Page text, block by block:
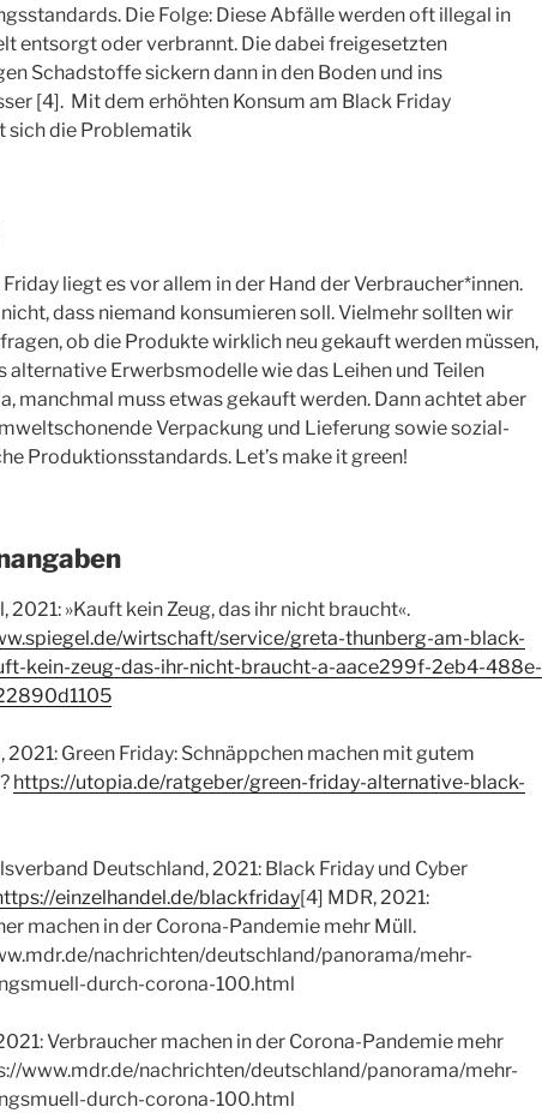
Die Folge: Diese Abfälle werden oft illegal in
entsorgt oder verbrannt. Die dabei freigesetzten
Schadstoffe sickern dann in den Boden und ins
[4]. Mit dem erhöhten Konsum am Black Friday
sich die Problematik
liegt es vor allem in der Hand der Verbraucher*innen.
dass niemand konsumieren soll. Vielmehr sollten wir
ob die Produkte wirklich neu gekauft werden müssen,
alternative Erwerbsmodelle wie das Leihen und Teilen
manchmal muss etwas gekauft werden. Dann achtet aber
Verpackung und Lieferung sowie sozial-
Produktionsstandards. Let’s make it green!
2021: »Kauft kein Zeug, das ihr nicht braucht«.
wirtschaft/service/greta-thunberg-am-black-
kein-zeug-das-ihr-nicht-braucht-a-aace299f-2eb4-488e-
2021: Green Friday: Schnäppchen machen mit gutem
https://utopia.de/ratgeber/green-friday-alternative-black-
Deutschland, 2021: Black Friday und Cyber
einzelhandel.de/blackfriday[4] MDR, 2021:
machen in der Corona-Pandemie mehr Müll.
nachrichten/deutschland/panorama/mehr-
durch-corona-100.html
Verbraucher machen in der Corona-Pandemie mehr
www.mdr.de/nachrichten/deutschland/panorama/mehr-
durch-corona-100.html